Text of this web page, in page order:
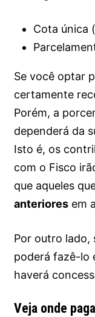
Cota única
Se você optar
certamente
Porém, a
dependerá da
Isto é, os
com o Fisco
que aqueles
anteriores em
Por outro lado,
poderá fazê-lo
haverá
Veja onde